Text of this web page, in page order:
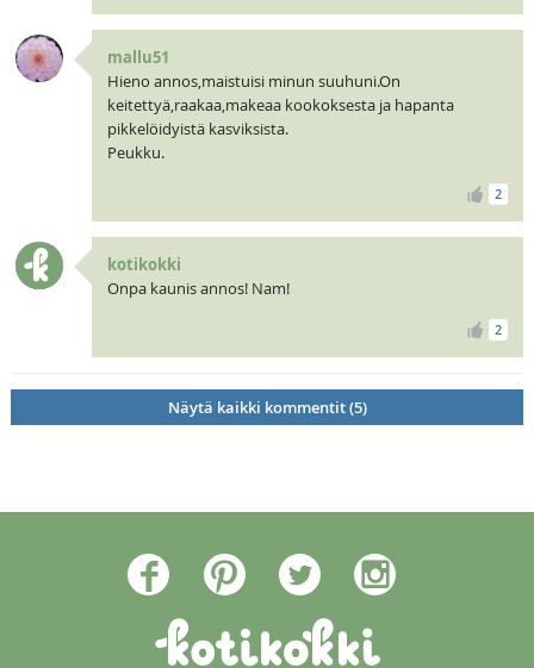
mallu51
Hieno annos,maistuisi minun suuhuni.On
keitettyä,raakaa,makeaa kookoksesta ja hapanta
pikkelöidyistä kasviksista.
Peukku.
2
kotikokki
Onpa kaunis annos! Nam!
2
Näytä kaikki kommentit (5)